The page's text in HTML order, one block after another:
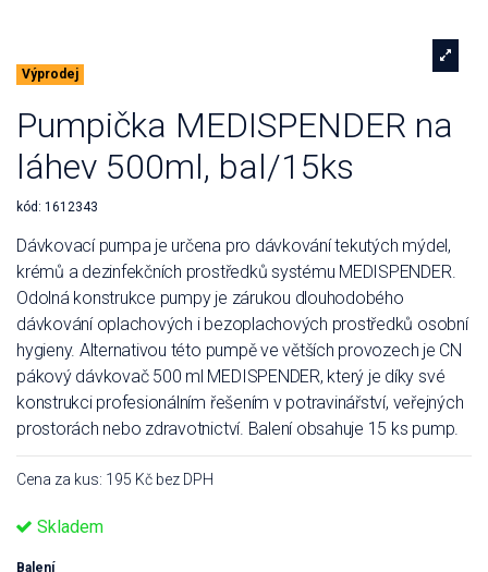
Výprodej
Pumpička MEDISPENDER na
láhev 500ml, bal/15ks
kód: 1612343
Dávkovací pumpa je určena pro dávkování tekutých mýdel,
krémů a dezinfekčních prostředků systému MEDISPENDER.
Odolná konstrukce pumpy je zárukou dlouhodobého
dávkování oplachových i bezoplachových prostředků osobní
hygieny. Alternativou této pumpě ve větších provozech je CN
pákový dávkovač 500 ml MEDISPENDER, který je díky své
konstrukci profesionálním řešením v potravinářství, veřejných
prostorách nebo zdravotnictví. Balení obsahuje 15 ks pump.
Cena za kus: 195 Kč bez DPH
Skladem
Balení